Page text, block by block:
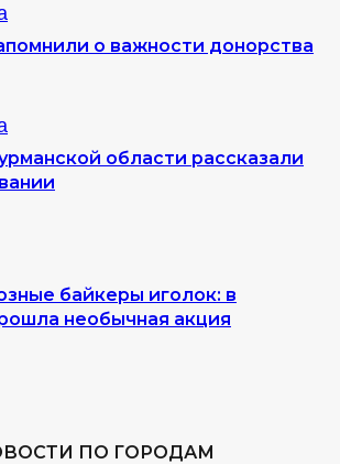
о важности донорства
области рассказали
байкеры иголок: в
необычная акция
ПО ГОРОДАМ